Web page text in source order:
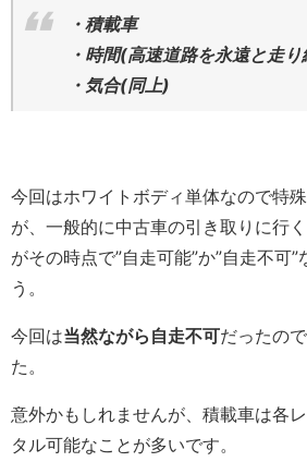
・積載車
・時間(高速道路を永遠と走
・気合(同上)
今回はホワイトボディ単体なので特
が、一般的に中古車の引き取りに行
がその時点で”自走可能”か”自走不可
う。
今回は当然ながら自走不可だったの
た。
意外かもしれませんが、積載車は各
タル可能なことが多いです。